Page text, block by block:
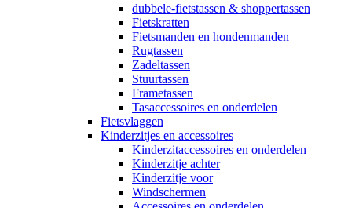
dubbele-fietstassen & shoppertassen
Fietskratten
Fietsmanden en hondenmanden
Rugtassen
Zadeltassen
Stuurtassen
Frametassen
Tasaccessoires en onderdelen
Fietsvlaggen
Kinderzitjes en accessoires
Kinderzitaccessoires en onderdelen
Kinderzitje achter
Kinderzitje voor
Windschermen